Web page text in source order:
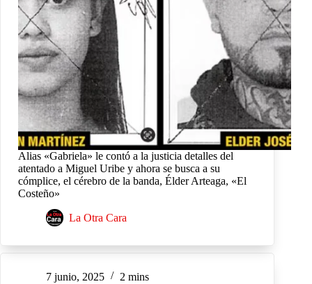
Alias «Gabriela» le contó a la justicia detalles del
atentado a Miguel Uribe y ahora se busca a su
cómplice, el cérebro de la banda, Élder Arteaga, «El
Costeño»
La Otra Cara
7 junio, 2025 2 mins